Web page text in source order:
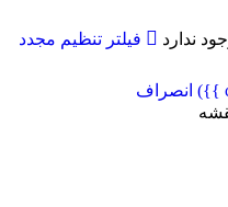
ندارد فیلتر تنظیم مجدد
انصراف